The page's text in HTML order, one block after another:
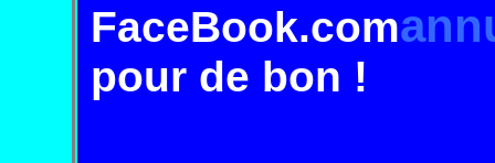
FaceBook.com
pour de bon !